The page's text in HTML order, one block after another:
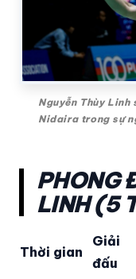
Nguyễn Thùy
Nidaira trong sự
PHONG
LINH (5
Thời gian
Giải
đấu